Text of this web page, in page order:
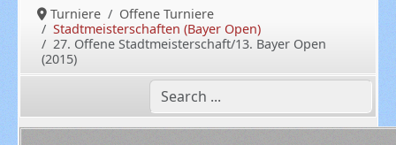
Turniere
Offene Turniere
Stadtmeisterschaften (Bayer Open)
27. Offene Stadtmeisterschaft/13. Bayer Open
(2015)